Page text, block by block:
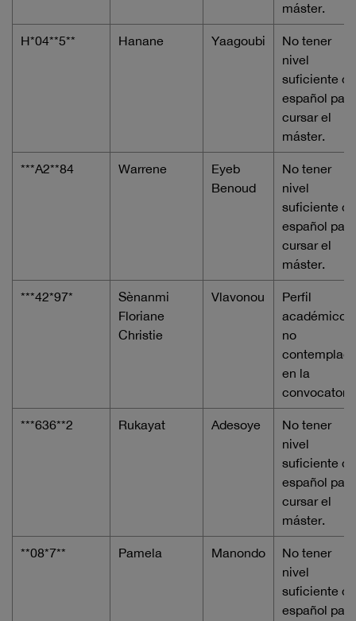
máster.
H*04**5** Hanane Yaagoubi
No tener
nivel
suficiente de
español para
cursar el
máster.
***A2**84 Warrene
Eyeb
Benoud
No tener
nivel
suficiente de
español para
cursar el
máster.
***42*97*
Sènanmi
Floriane
Christie
Vlavonou
Perfil
académico,
no
en la
convocatoria
***636**2 Rukayat Adesoye
No tener
nivel
suficiente de
español para
cursar el
máster.
**08*7** Pamela Manondo
No tener
nivel
suficiente de
español para